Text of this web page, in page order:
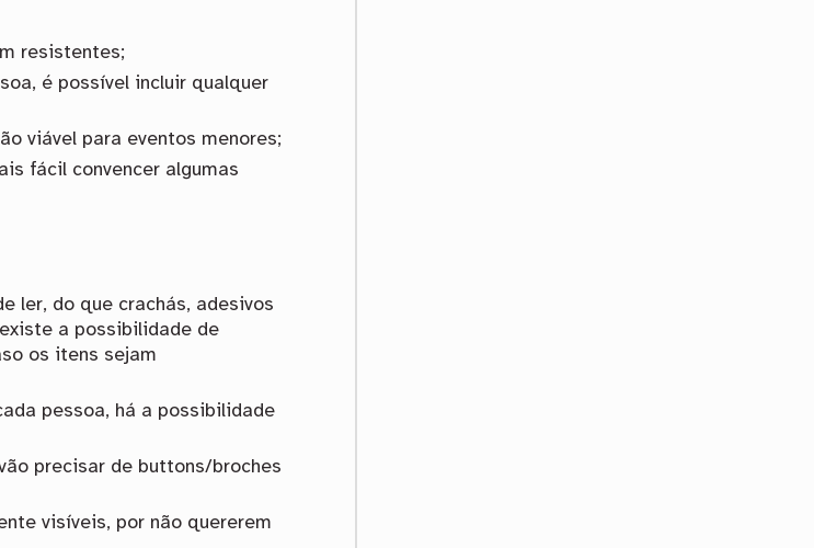
resistentes;
é possível incluir qualquer
viável para eventos menores;
fácil convencer algumas
ler, do que crachás, adesivos
a possibilidade de
os itens sejam
pessoa, há a possibilidade
precisar de buttons/broches
visíveis, por não quererem